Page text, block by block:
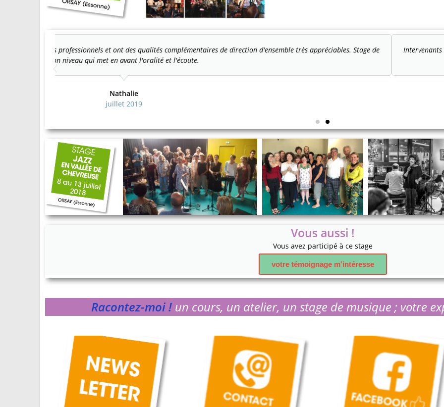
Intervenants très professionnels et pédagogues. Atmosphère propice aux apprentissages, aux découvertes et à la
Vous aussi !
Vous avez participé à ce stage
votre témoignage m'intéresse
Racontez-moi ! un cours, un atelier, un stage de musique ; votre